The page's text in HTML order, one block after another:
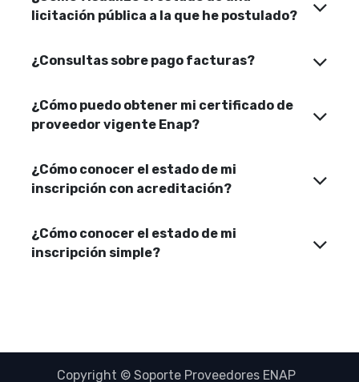
licitación pública a la que he postulado?
¿Consultas sobre pago facturas?
¿Cómo puedo obtener mi certificado de
proveedor vigente Enap?
¿Cómo conocer el estado de mi
inscripción con acreditación?
¿Cómo conocer el estado de mi
inscripción simple?
Copyright © Soporte Proveedores ENAP